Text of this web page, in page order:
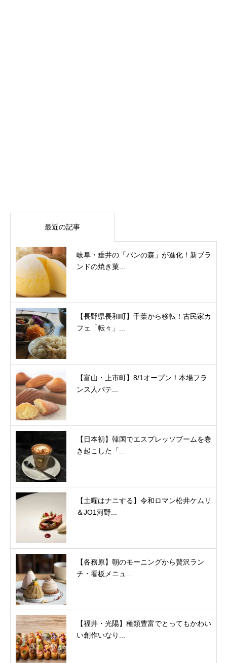
最近の記事
岐阜・垂井の「パンの森」が進化！新ブラ
ンドの焼き菓...
【長野県長和町】千葉から移転！古民家カ
フェ「転々」...
【富山・上市町】8/1オープン！本場フラ
ンス人パテ...
【日本初】韓国でエスプレッソブームを巻
き起こした「...
【土曜はナニする】令和ロマン松井ケムリ
＆JO1河野...
【各務原】朝のモーニングから贅沢ラン
チ・看板メニュ...
【福井・光陽】種類豊富でとってもかわい
い創作いなり...